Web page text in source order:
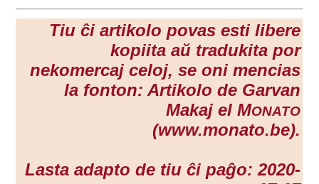
Tiu ĉi artikolo povas esti libere
kopiita aŭ tradukita por
nekomercaj celoj, se oni mencias
la fonton: Artikolo de Garvan
Makaj el MONATO
(www.monato.be).
Lasta adapto de tiu ĉi paĝo: 2020-